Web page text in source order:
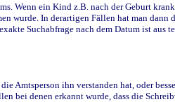
Wenn ein Kind z.B. nach der Geburt
wurde. In derartigen Fällen hat man
Suchabfrage nach dem Datum ist aus
ihn verstanden hat, oder
bei denen erkannt wurde, dass die